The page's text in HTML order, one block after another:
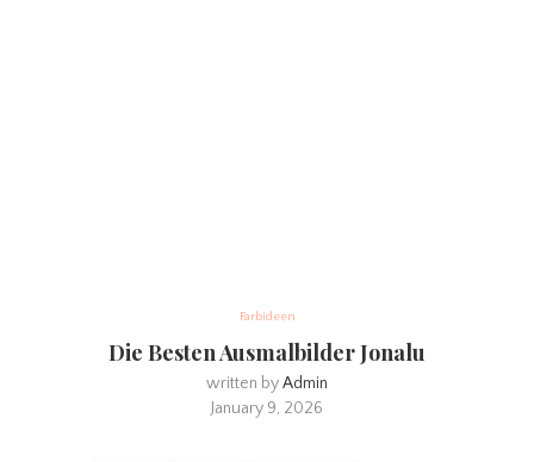
Farbideen
Die Besten Ausmalbilder Jonalu
written byAdmin
January 9, 2026